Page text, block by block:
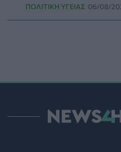
Ο ΙΣΑ συνιστά τη λήψη
Και οι μαϊμούδες έχουν
ρίχνουν φως στις "φιλίες"
ΠΟΛΙΤΙΚΉ ΥΓΕΊΑΣ 06/08/